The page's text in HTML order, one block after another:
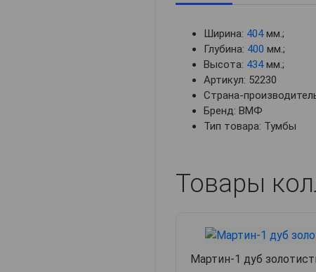
Ширина: 404мм.;
Глубина: 400 мм.;
Высота: 434мм.;
Артикул: 52230
Страна-
Бренд: ВМФ
Тип товара: Тумбы
Товары
Мартин-1 дуб